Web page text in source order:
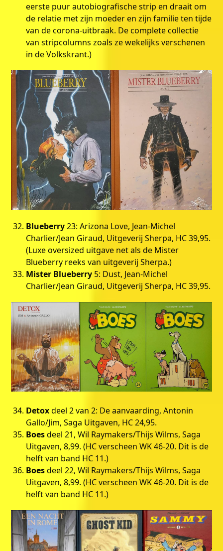
eerste puur autobiografische strip en draait om
de relatie met zijn moeder en zijn familie ten tijde
van de corona-uitbraak. De complete collectie
van stripcolumns zoals ze wekelijks verschenen
in de Volkskrant.)
Blueberry23: Arizona Love, Jean-Michel
Charlier/Jean Giraud, Uitgeverij Sherpa, HC 39,95.
(Luxe oversized uitgave net als de Mister
Blueberry reeks van uitgeverij Sherpa.)
Mister Blueberry 5: Dust, Jean-Michel
Charlier/Jean Giraud, Uitgeverij Sherpa, HC 39,95.
Detoxdeel 2 van 2: De aanvaarding, Antonin
Gallo/Jim, Saga Uitgaven, HC 24,95.
Boesdeel 21, Wil Raymakers/Thijs Wilms, Saga
Uitgaven, 8,99. (HC verscheen WK 46-20. Dit is de
helft van band HC 11.)
Boesdeel 22, Wil Raymakers/Thijs Wilms, Saga
Uitgaven, 8,99. (HC verscheen WK 46-20. Dit is de
helft van band HC 11.)